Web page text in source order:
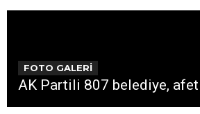
FOTO GALERİ
AK Partili 807 belediye,